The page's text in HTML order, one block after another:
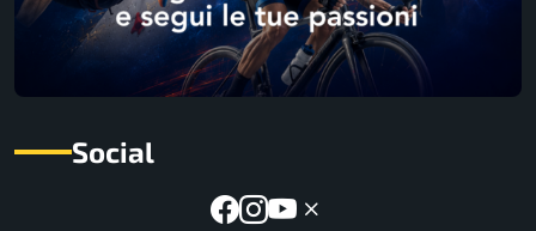
Social